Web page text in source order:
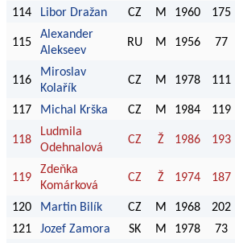
114
Libor Dražan CZ M 1960 175
115
Alexander
Alekseev
RU M 1956 77
116
Miroslav
Kolařík
CZ M 1978 111
117 Michal Krška CZ M 1984 119
118
Ludmila
Odehnalová
CZ Ž 1986 193
119
Zdeňka
Komárková
CZ Ž 1974 187
120 Martin Bilík CZ M 1968
202
121
Jozef Zamora SK M 1978 73